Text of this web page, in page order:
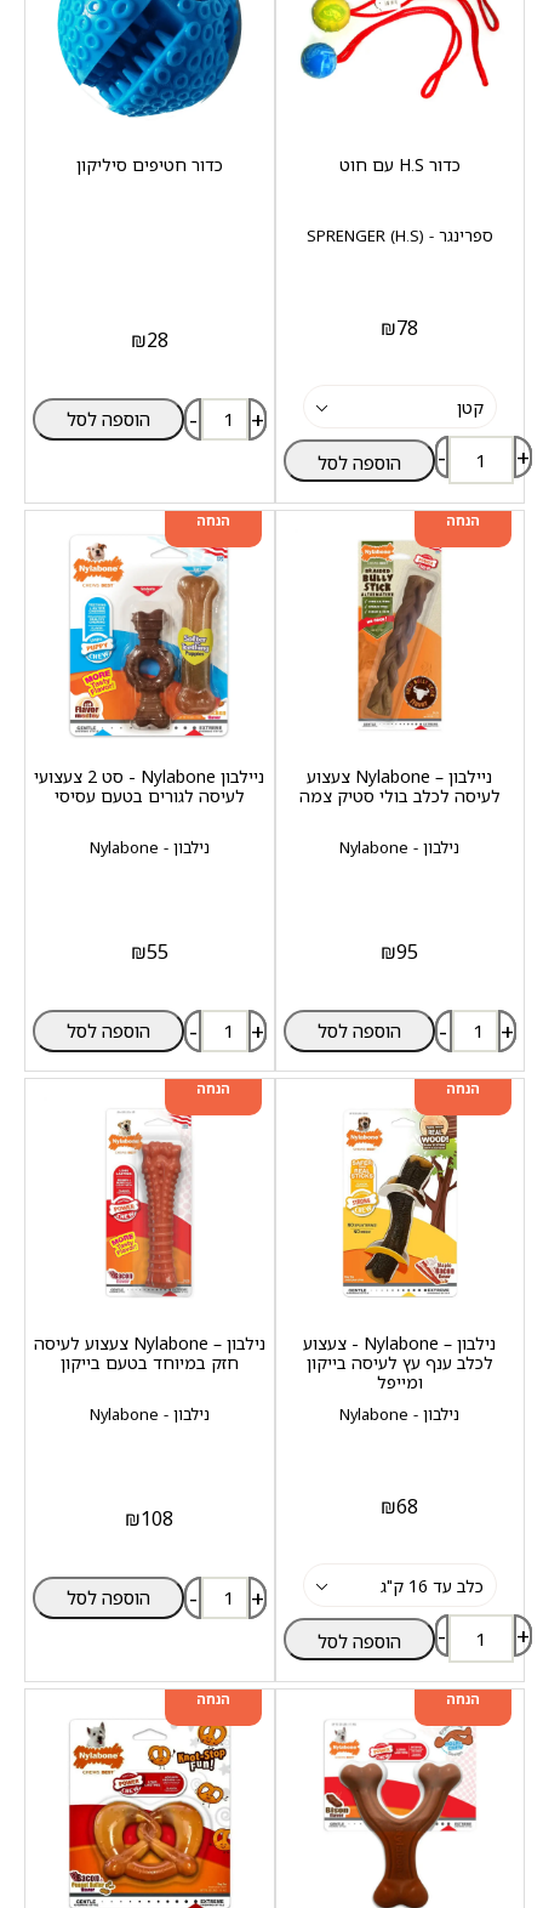
ספרינגר - (SPRENGER (H.S
כדור H.S עם חוט
₪78
- + הוספה לסל
כדור חטיפים סיליקון
₪28
- + הוספה לסל
מוצר שני ב-20%
הנחה
נילבון - Nylabone
ניילבון – Nylabone צעצוע
לעיסה לכלב בולי סטיק צמה
₪95
- + הוספה לסל
מוצר שני ב-20%
הנחה
נילבון - Nylabone
ניילבון Nylabone - סט 2 צעצועי
לעיסה לגורים בטעם עסיסי
₪55
- + הוספה לסל
מוצר שני ב-20%
הנחה
נילבון - Nylabone
נילבון – Nylabone - צעצוע
לכלב ענף עץ לעיסה בייקון
ומייפל
₪68
- + הוספה לסל
מוצר שני ב-20%
הנחה
נילבון - Nylabone
נילבון – Nylabone צעצוע לעיסה
חזק במיוחד בטעם בייקון
₪108
- + הוספה לסל
מוצר שני ב-20%
הנחה
מוצר שני ב-20%
הנחה